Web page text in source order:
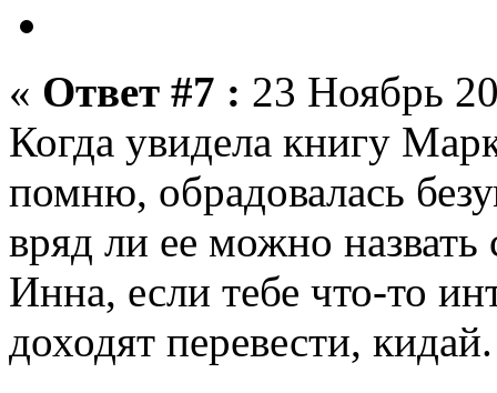
« Ответ #7 : 23 Ноябрь
Когда увидела книгу
помню, обрадовалась
вряд ли ее можно
Инна, если тебе что-то
доходят перевести, кидай.